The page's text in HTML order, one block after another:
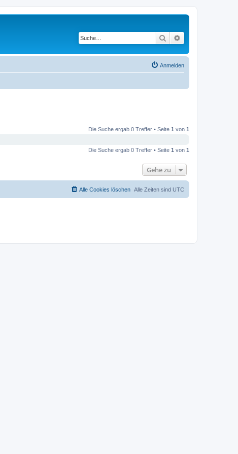
Suche
Anmelden
Die Suche ergab 0 Treffer • Seite 1 von 1
Die Suche ergab 0 Treffer • Seite 1 von 1
Gehe zu
Alle Zeiten sind UTC
Alle Cookies löschen